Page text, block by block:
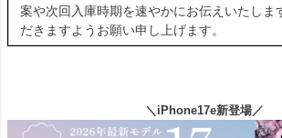
案や次回入庫時期を速やかにお伝えいたしま
だきますようお願い申し上げます。
＼iPhone17e新登場／